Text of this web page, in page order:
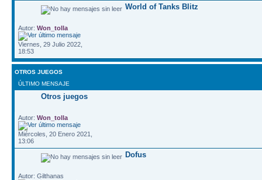
World of Tanks Blitz
Autor: Won_tolla
Viernes, 29 Julio 2022,
18:53
OTROS JUEGOS
ÚLTIMO MENSAJE
Otros juegos
Autor: Won_tolla
Miércoles, 20 Enero 2021,
13:06
Dofus
Autor: Gilthanas